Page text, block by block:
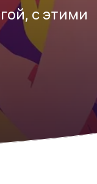
с этими